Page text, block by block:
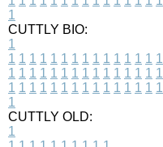
1
CUTTLY BIO:
1
1 1 1 1 1 1 1 1 1 1 1 1 1 1 1
1 1 1 1 1 1 1 1 1 1 1 1 1 1 1
1 1 1 1 1 1 1 1 1 1 1 1 1 1 1
1
CUTTLY OLD:
1